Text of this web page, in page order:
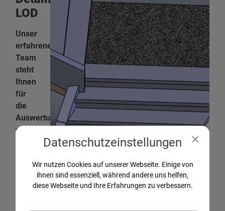
LOD
Unser
erfahrenes
Team
steht
Ihnen
für
die
Auswertung
der
Scandaten
Verfügung
stellt
Datenschutz­einstellungen
Wir nutzen Cookies auf unserer Webseite. Einige von
ihnen sind essenziell, während andere uns helfen,
diese Webseite und Ihre Erfahrungen zu verbessern.